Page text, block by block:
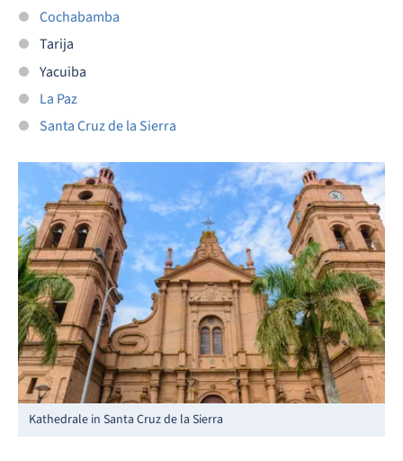
Cochabamba
Tarija
Yacuiba
La Paz
Santa Cruz de la Sierra
Kathedrale in Santa Cruz de la Sierra